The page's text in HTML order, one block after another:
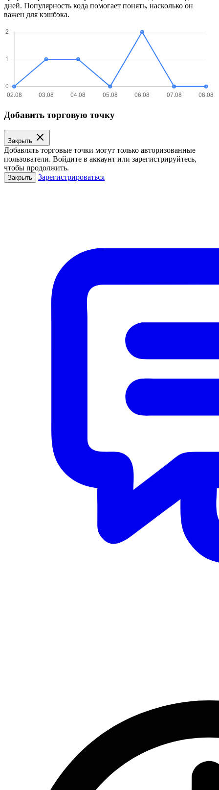
дней. Популярность кода помогает понять, насколько он
важен для кэшбэка.
Добавить торговую точку
Закрыть
Добавлять торговые точки могут только авторизованные
пользователи. Войдите в аккаунт или зарегистрируйтесь,
чтобы продолжить.
Закрыть Зарегистрироваться